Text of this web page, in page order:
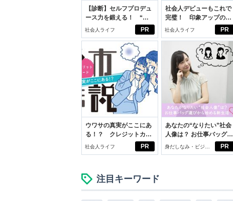
PR
【診断】セルフプロデュ
ース力を鍛える！ “ジ
ブン観”診断
社会人ライフ PR
社会人デビューもこれで
完璧！ 印象アップのセ
ルフプロデュース術
社会人ライフ
PR
ウワサの真実がここにあ
る！？ クレジットカー
ドの都市伝説
社会人ライフ PR
あなたの“なりたい”社会
人像は？ お仕事バッグ選
びから始める新生活
身だしなみ・ビジネ
スアイテム
注目キーワード